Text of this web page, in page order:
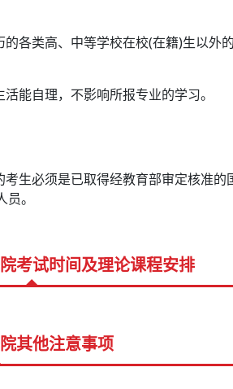
类高、中等学校在校(在籍)生以外的
自理，不影响所报专业的学习。
必须是已取得经教育部审定核准的
。
考试时间及理论课程安排
其他注意事项